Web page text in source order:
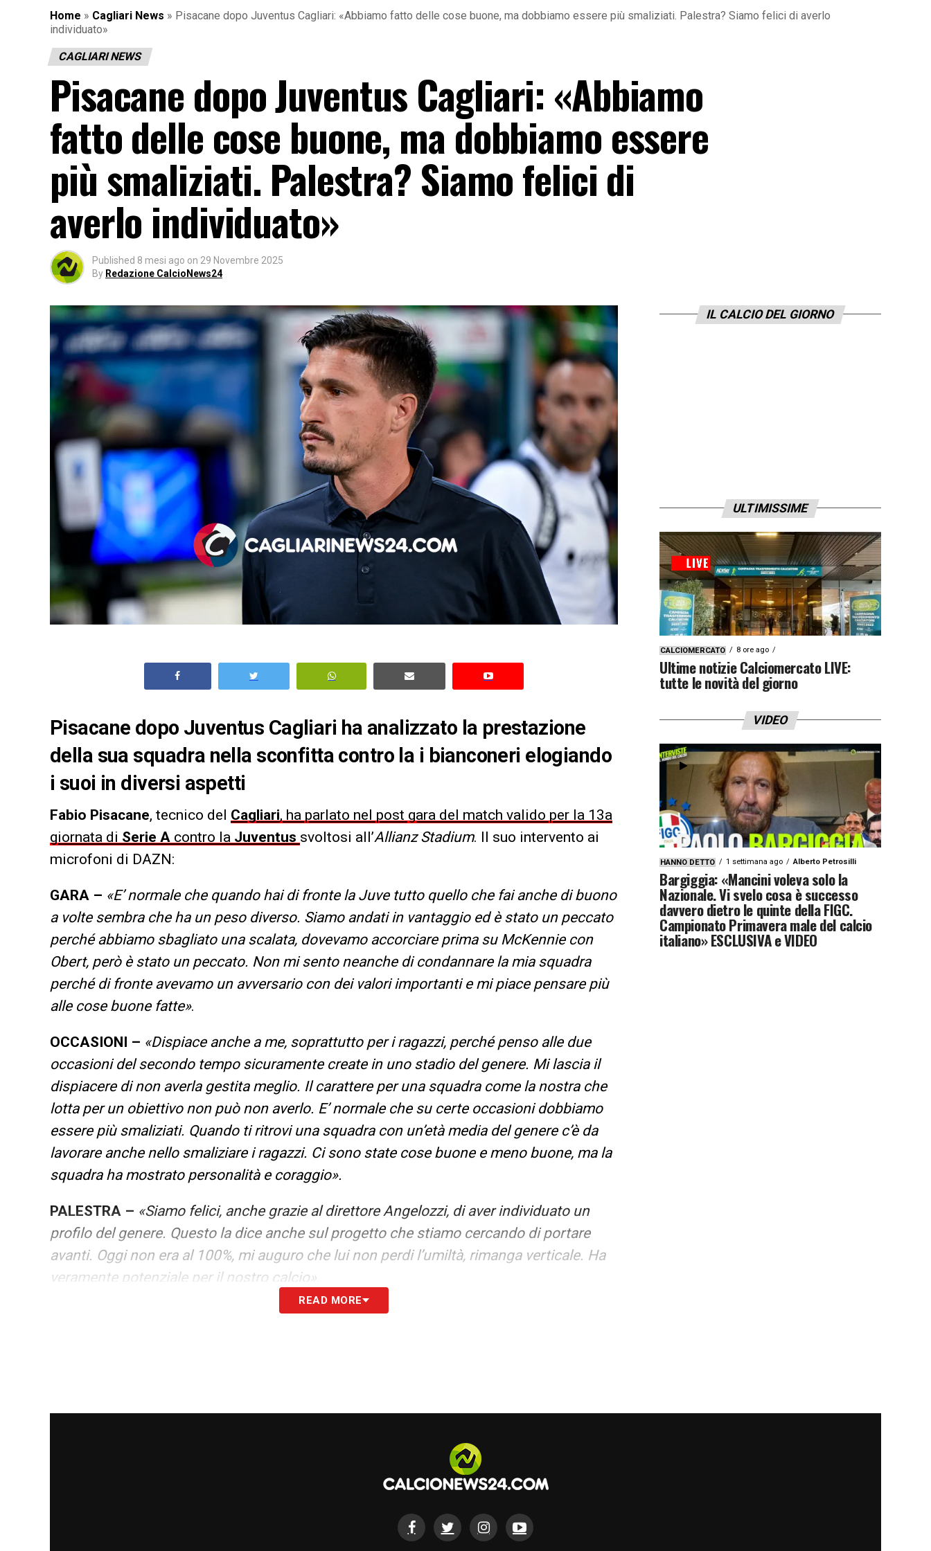
Home » Cagliari News » Pisacane dopo Juventus Cagliari: «Abbiamo fatto delle cose buone, ma dobbiamo essere più smaliziati. Palestra? Siamo felici di averlo
individuato»
CAGLIARI NEWS
Pisacane dopo Juventus Cagliari: «Abbiamo
fatto delle cose buone, ma dobbiamo essere
più smaliziati. Palestra? Siamo felici di
averlo individuato»
Published 8 mesi ago on 29 Novembre 2025
By Redazione CalcioNews24
Pisacane dopo Juventus Cagliari ha analizzato la prestazione
della sua squadra nella sconfitta contro la i bianconeri elogiando
i suoi in diversi aspetti
Fabio Pisacane, tecnico del Cagliari, ha parlato nel post gara del match valido per la 13a
giornata di Serie A contro la Juventus svoltosi all’Allianz Stadium. Il suo intervento ai
microfoni di DAZN:
GARA – «E’ normale che quando hai di fronte la Juve tutto quello che fai anche di buono
a volte sembra che ha un peso diverso. Siamo andati in vantaggio ed è stato un peccato
perché abbiamo sbagliato una scalata, dovevamo accorciare prima su McKennie con
Obert, però è stato un peccato. Non mi sento neanche di condannare la mia squadra
perché di fronte avevamo un avversario con dei valori importanti e mi piace pensare più
alle cose buone fatte».
OCCASIONI – «Dispiace anche a me, soprattutto per i ragazzi, perché penso alle due
occasioni del secondo tempo sicuramente create in uno stadio del genere. Mi lascia il
dispiacere di non averla gestita meglio. Il carattere per una squadra come la nostra che
lotta per un obiettivo non può non averlo. E’ normale che su certe occasioni dobbiamo
essere più smaliziati. Quando ti ritrovi una squadra con un’età media del genere c’è da
lavorare anche nello smaliziare i ragazzi. Ci sono state cose buone e meno buone, ma la
squadra ha mostrato personalità e coraggio».
PALESTRA – «Siamo felici, anche grazie al direttore Angelozzi, di aver individuato un
profilo del genere. Questo la dice anche sul progetto che stiamo cercando di portare
avanti. Oggi non era al 100%, mi auguro che lui non perdi l’umiltà, rimanga verticale. Ha
veramente potenziale per il nostro calcio»
READ MORE
IL CALCIO DEL GIORNO
ULTIMISSIME
CALCIOMERCATO 8 ore ago
Ultime notizie Calciomercato LIVE:
tutte le novità del giorno
VIDEO
HANNO DETTO 1 settimana ago Alberto Petrosilli
Bargiggia: «Mancini voleva solo la
Nazionale. Vi svelo cosa è successo
davvero dietro le quinte della FIGC.
Campionato Primavera male del calcio
italiano» ESCLUSIVA e VIDEO